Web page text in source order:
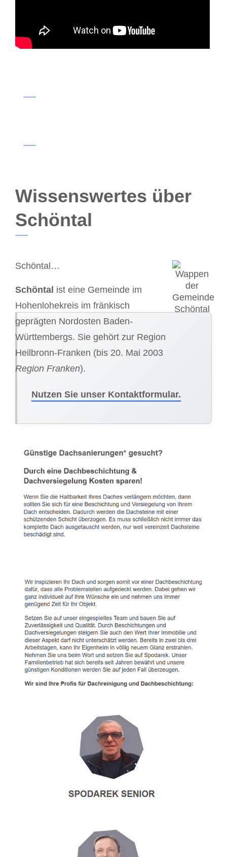
Wissenswertes über
Schöntal
Schöntal…
Schöntal ist eine Gemeinde im
Hohenlohekreis im fränkisch
geprägten Nordosten Baden-
Württembergs. Sie gehört zur Region
Heilbronn-Franken (bis 20. Mai 2003
Region Franken).
Nutzen Sie unser Kontaktformular.